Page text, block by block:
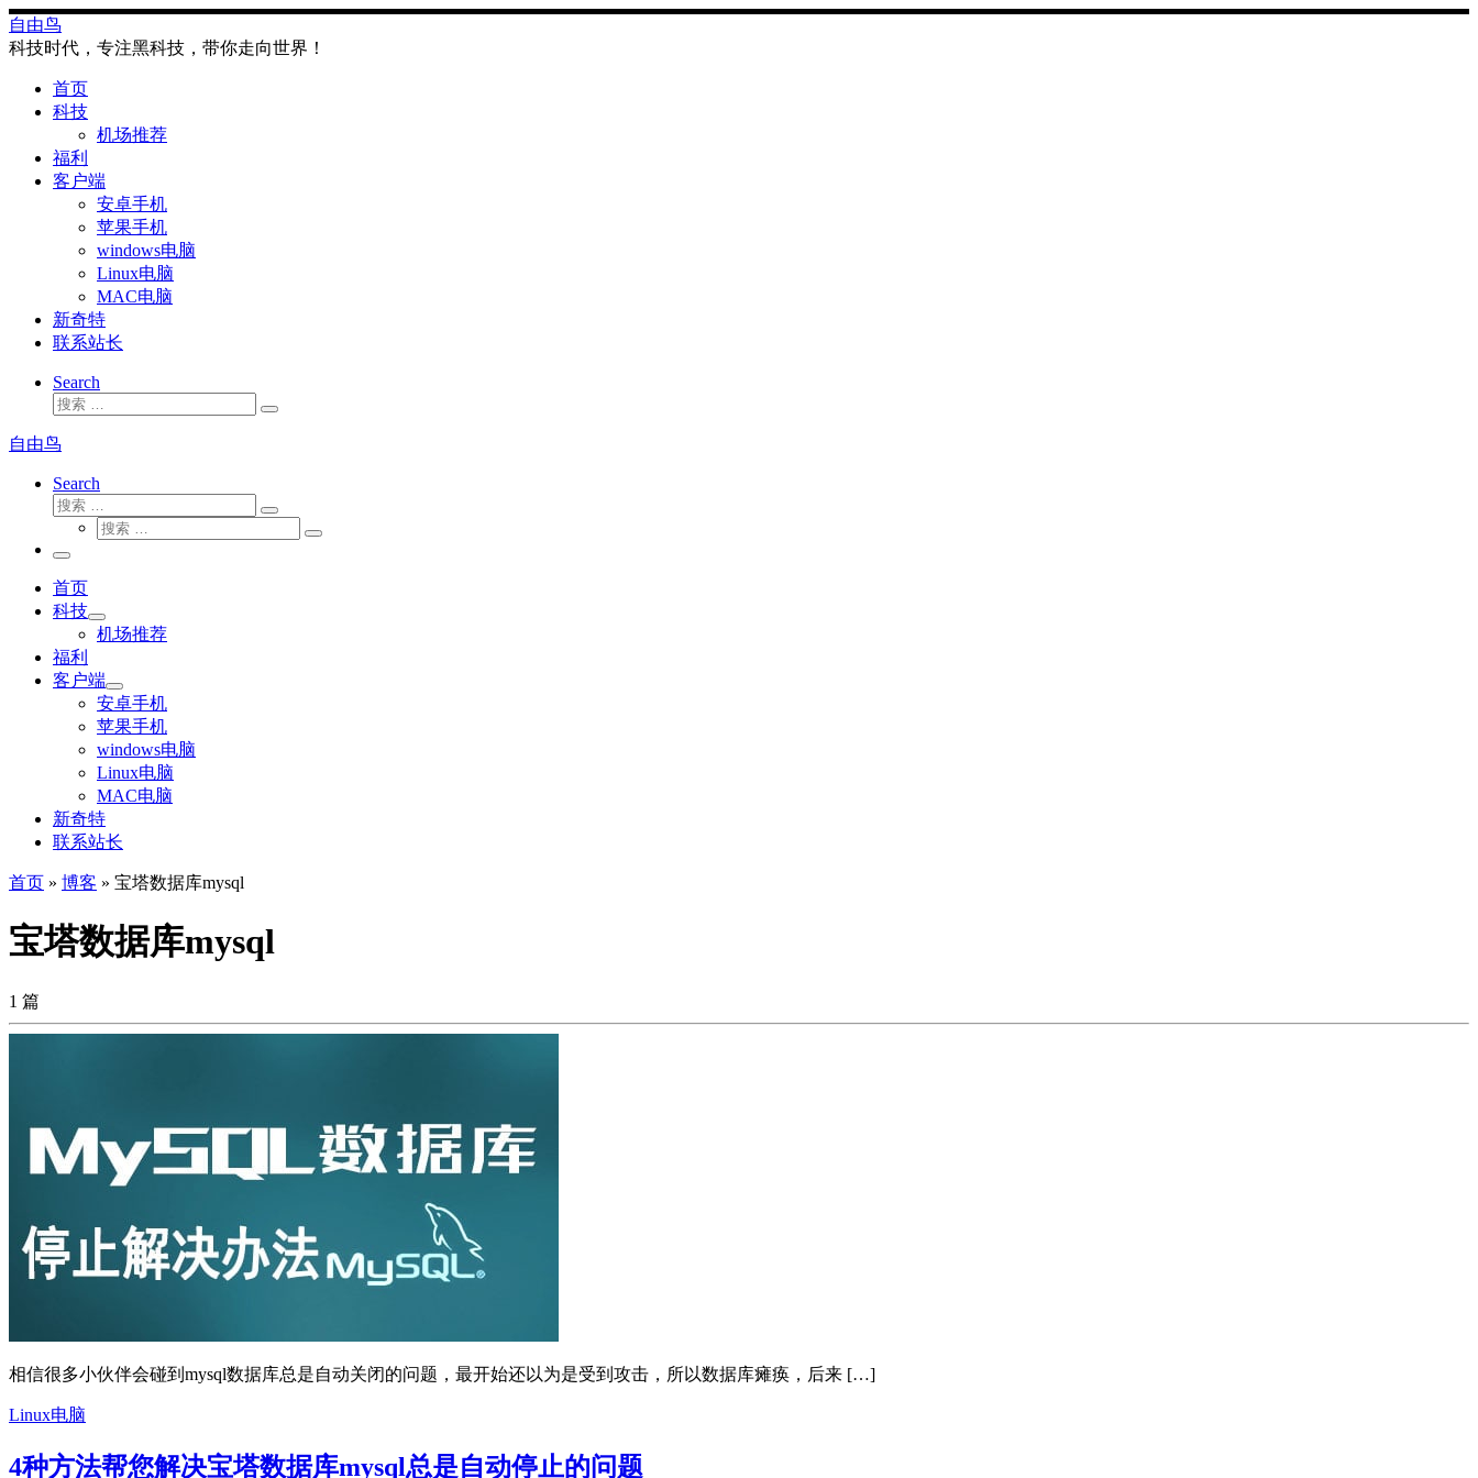
Skip
to
content
自由鸟
科技时代，专注黑科技，带你走向世界！
首页
科技
机场推荐
福利
客户端
安卓手机
苹果手机
windows电脑
Linux电脑
MAC电脑
新奇特
联系站长
Search
搜
搜
自由鸟
Search
搜
搜
索
搜
搜
主
菜
单
首页
科技
机场推荐
福利
客户端
安卓手机
苹果手机
windows电脑
Linux电脑
MAC电脑
新奇特
联系站长
首页 » 博客 » 宝塔数据库mysql
宝塔数据库mysql
1 篇
相信很多小伙伴会碰到mysql数据库总是自动关闭的问题，最开始还以为是受到攻击，所以数据库瘫痪，后来 […]
Linux电脑
4种方法帮您解决宝塔数据库mysql总是自动停止的问题